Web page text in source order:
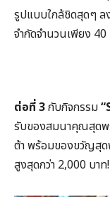
รูปแบบใกล้ชิดสุดๆ ล
จำกัดจำนวนเพียง
ต่อที่ 3กับกิจกรรม
รับของสมนาคุณสุดพ
ต้า พร้อมของขวัญสุ
สูงสุดกว่า 2,000 บาท!